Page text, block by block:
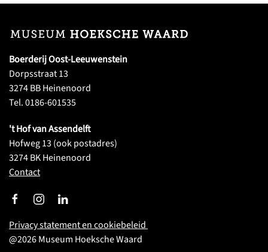
Boerderij Oost-Leeuwenstein
Dorpsstraat 13
3274 BB Heinenoord
Tel. 0186-601535
't Hof van Assendelft
Hofweg 13 (ook postadres)
3274 BK Heinenoord
Contact
Privacy statement en cookiebeleid
@2026Museum Hoeksche Waard